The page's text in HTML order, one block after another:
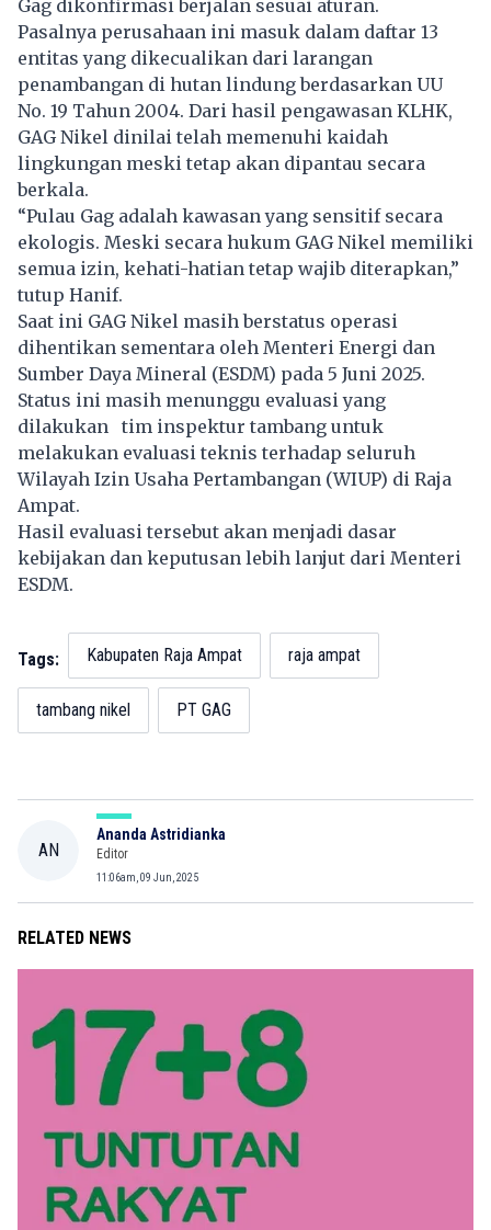
Gag dikonfirmasi berjalan sesuai aturan.
Pasalnya perusahaan ini masuk dalam daftar 13
entitas yang dikecualikan dari larangan
penambangan di hutan lindung berdasarkan UU
No. 19 Tahun 2004. Dari hasil pengawasan KLHK,
GAG Nikel dinilai telah memenuhi kaidah
lingkungan meski tetap akan dipantau secara
berkala.
“Pulau Gag adalah kawasan yang sensitif secara
ekologis. Meski secara hukum GAG Nikel memiliki
semua izin, kehati-hatian tetap wajib diterapkan,”
tutup Hanif.
Saat ini GAG Nikel masih berstatus operasi
dihentikan sementara oleh Menteri Energi dan
Sumber Daya Mineral (ESDM) pada 5 Juni 2025.
Status ini masih menunggu evaluasi yang
dilakukan tim inspektur tambang untuk
melakukan evaluasi teknis terhadap seluruh
Wilayah Izin Usaha Pertambangan (WIUP) di Raja
Ampat.
Hasil evaluasi tersebut akan menjadi dasar
kebijakan dan keputusan lebih lanjut dari Menteri
ESDM.
Tags: Kabupaten Raja Ampat raja ampat
tambang nikel PT GAG
AN
Ananda Astridianka
Editor
11:06am, 09 Jun, 2025
RELATED NEWS